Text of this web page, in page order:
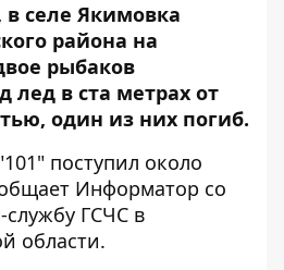
в селе Якимовка
района на
рыбаков
лед в ста метрах от
один из них погиб.
поступил около
Информатор со
службу ГСЧС в
области.